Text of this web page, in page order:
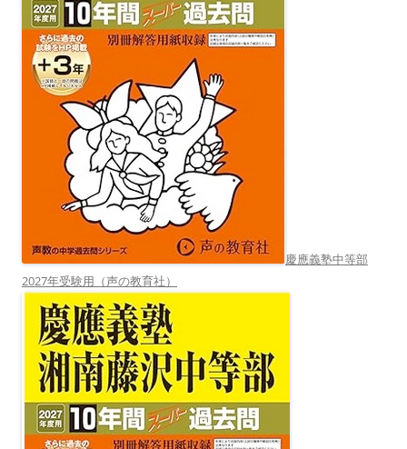
慶應義塾中等部
2027年受験用（声の教育社）